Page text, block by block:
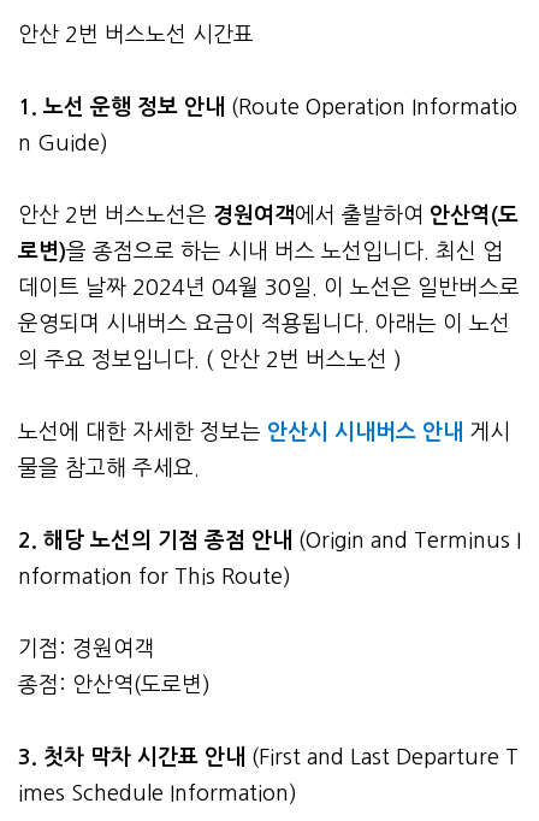
본문
안산 2번 버스노선 시간표
1. 노선 운행 정보 안내 (Route Operation Informatio
n Guide)
안산 2번 버스노선은 경원여객에서 출발하여 안산역(도
로변)을 종점으로 하는 시내 버스 노선입니다. 최신 업
데이트 날짜 2024년 04월 30일. 이 노선은 일반버스로
운영되며 시내버스 요금이 적용됩니다. 아래는 이 노선
의 주요 정보입니다. ( 안산 2번 버스노선 )
노선에 대한 자세한 정보는 안산시 시내버스 안내 게시
물을 참고해 주세요.
2. 해당 노선의 기점 종점 안내 (Origin and Terminus I
nformation for This Route)
기점: 경원여객
종점: 안산역(도로변)
3. 첫차 막차 시간표 안내 (First and Last Departure T
imes Schedule Information)